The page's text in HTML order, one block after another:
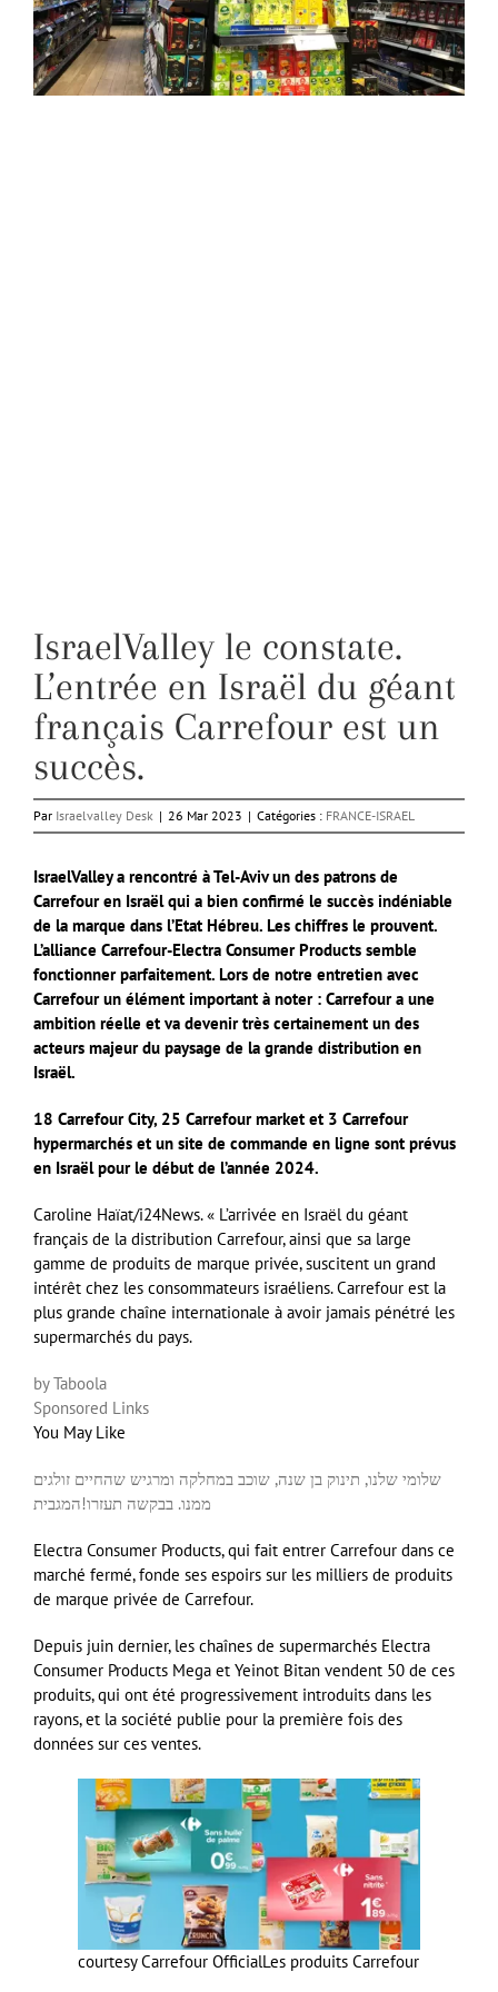
IsraelValley le constate.
L’entrée en Israël du géant
français Carrefour est un
succès.
Par Israelvalley Desk | 26 Mar 2023 | Catégories : FRANCE-ISRAEL
IsraelValley a rencontré à Tel-Aviv un des patrons de
Carrefour en Israël qui a bien confirmé le succès indéniable
de la marque dans l’Etat Hébreu. Les chiffres le prouvent.
L’alliance Carrefour-Electra Consumer Products semble
fonctionner parfaitement. Lors de notre entretien avec
Carrefour un élément important à noter : Carrefour a une
ambition réelle et va devenir très certainement un des
acteurs majeur du paysage de la grande distribution en
Israël.
18 Carrefour City, 25 Carrefour market et 3 Carrefour
hypermarchés et un site de commande en ligne sont prévus
en Israël pour le début de l’année 2024.
Caroline Haïat/i24News.« L’arrivée en Israël du géant
français de la distribution Carrefour, ainsi que sa large
gamme de produits de marque privée, suscitent un grand
intérêt chez les consommateurs israéliens. Carrefour est la
plus grande chaîne internationale à avoir jamais pénétré les
supermarchés du pays.
by Taboola
Sponsored Links
You May Like
שלומי שלנו, תינוק בן שנה, שוכב במחלקה ומרגיש שהחיים זולגים
ממנו. בבקשה תעזרו!המגבית
Electra Consumer Products, qui fait entrer Carrefour dans ce
marché fermé, fonde ses espoirs sur les milliers de produits
de marque privée de Carrefour.
Depuis juin dernier, les chaînes de supermarchés Electra
Consumer Products Mega et Yeinot Bitan vendent 50 de ces
produits, qui ont été progressivement introduits dans les
rayons, et la société publie pour la première fois des
données sur ces ventes.
courtesy Carrefour OfficialLes produits Carrefour